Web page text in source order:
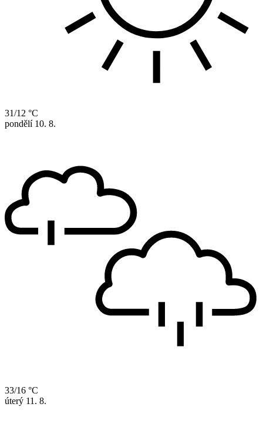
31/12 °C
pondělí 10. 8.
33/16 °C
úterý 11. 8.